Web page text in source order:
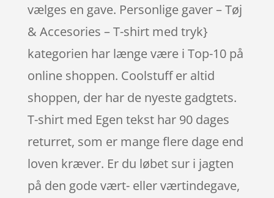
vælges en gave. Personlige gaver – Tøj
& Accesories – T-shirt med tryk}
kategorien har længe være i Top-10 på
online shoppen. Coolstuff er altid
shoppen, der har de nyeste gadgtets.
T-shirt med Egen tekst har 90 dages
returret, som er mange flere dage end
loven kræver. Er du løbet sur i jagten
på den gode vært- eller værtindegave,